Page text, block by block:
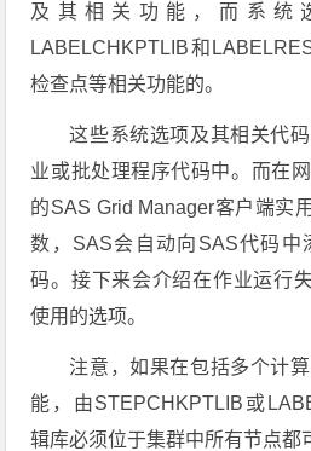
及其相关功能，而系统选
LABELCHKPTLIB和
检查点等相关功能的。
这些系统选项及其相关代
业或批处理程序代码中。而在
的SAS Grid Manager客户端实
数，SAS会自动向SAS代码中
码。接下来会介绍在作业运行
使用的选项。
注意，如果在包括多个计
能，由STEPCHKPTLIB或
辑库必须位于集群中所有节点都